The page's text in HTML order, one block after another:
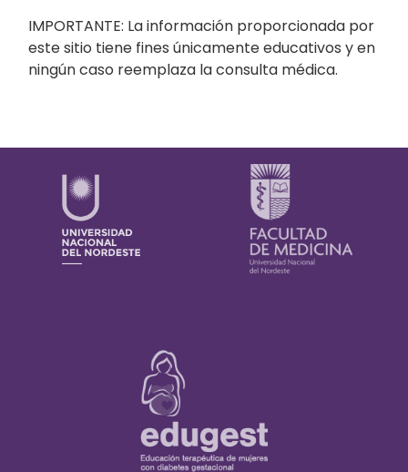
IMPORTANTE: La información proporcionada por
este sitio tiene fines únicamente educativos y en
ningún caso reemplaza la consulta médica.